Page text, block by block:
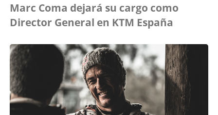
Marc Coma dejará su cargo como
Director General en KTM España